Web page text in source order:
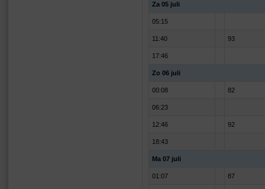
Za 05 juli
05:15
11:40 93
17:46
Zo 06 juli
00:08 82
06:23
12:46 92
18:43
Ma 07 juli
01:07 87